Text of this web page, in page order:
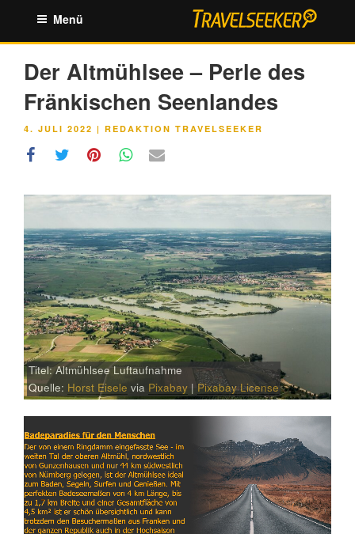
springen
Menü
Der Altmühlsee – Perle des
Fränkischen Seenlandes
VERÖFFENTLICHT
4. JULI 2022 | REDAKTION TRAVELSEEKER
Titel: Altmühlsee Luftaufnahme
Quelle: Horst Eisele via Pixabay | Pixabay License
Link Embed